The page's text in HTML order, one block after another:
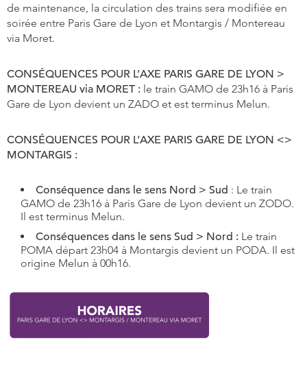
de maintenance, la circulation des trains sera modifiée en
soirée entre Paris Gare de Lyon et Montargis / Montereau
via Moret.
CONSÉQUENCES POUR L’AXE PARIS GARE DE LYON >
MONTEREAU via MORET : le train GAMO de 23h16 à Paris
Gare de Lyon devient un ZADO et est terminus Melun.
CONSÉQUENCES POUR L’AXE PARIS GARE DE LYON <>
MONTARGIS :
Conséquence dans le sens Nord > Sud : Le train
GAMO de 23h16 à Paris Gare de Lyon devient un ZODO.
Il est terminus Melun.
Conséquences dans le sens Sud > Nord : Le train
POMA départ 23h04 à Montargis devient un PODA. Il est
origine Melun à 00h16.